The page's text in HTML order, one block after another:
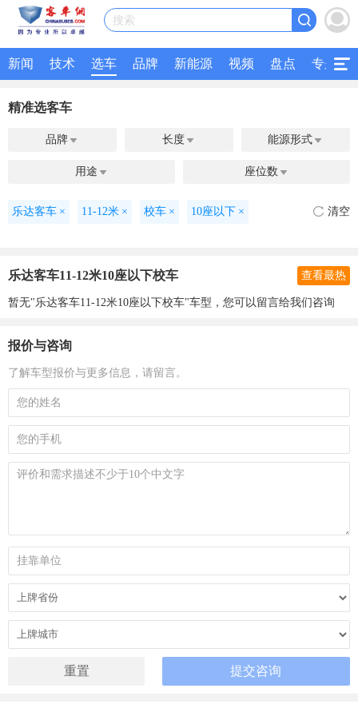
搜索
新闻 技术 选车 品牌 新能源 视频 盘点 专题
精准选客车
品牌  长度  能源形式 
用途  座位数 
乐达客车 × 11-12米 × 校车 × 10座以下 × 清空
乐达客车11-12米10座以下校车 查看最热
暂无"乐达客车11-12米10座以下校车"车型，您可以留言给我们咨询
报价与咨询
了解车型报价与更多信息，请留言。